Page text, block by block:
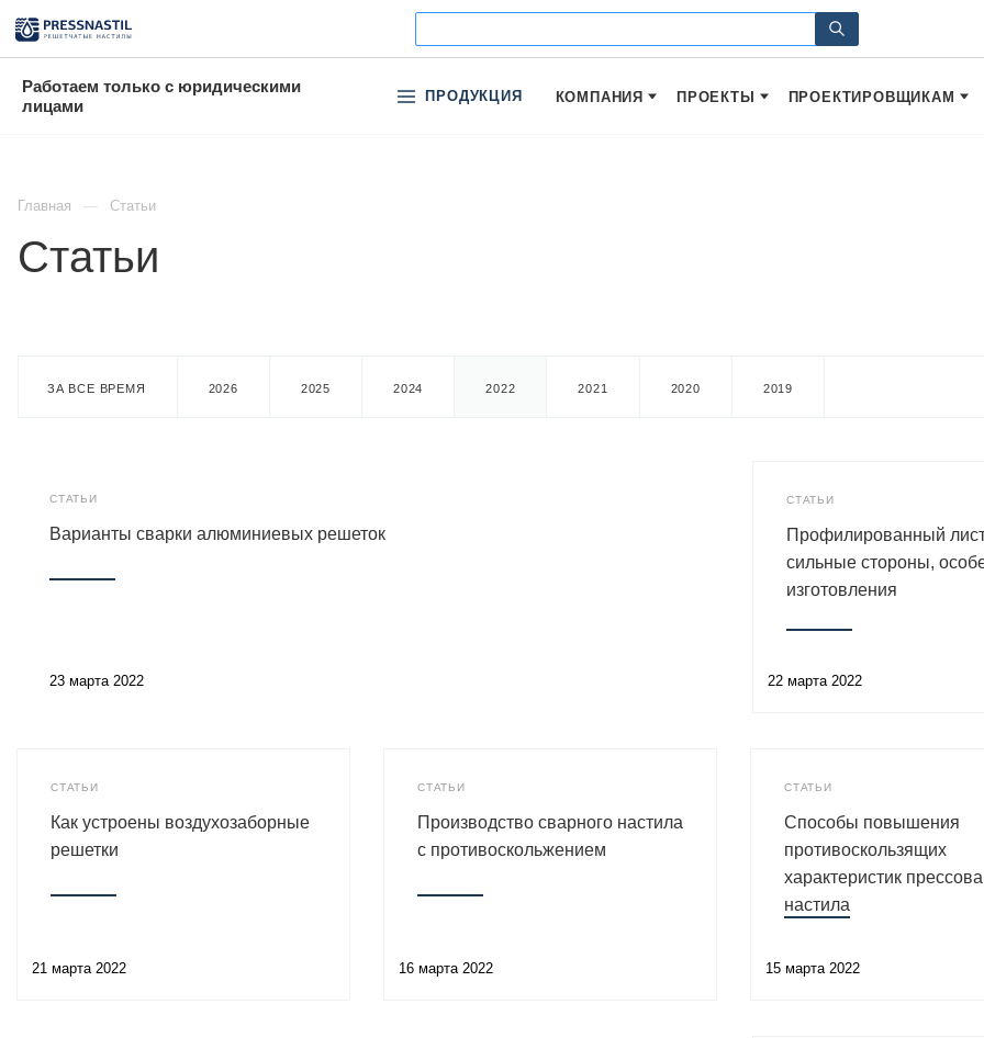
Работаем только с юридическими
лицами
ПРОДУКЦИЯ КОМПАНИЯ ПРОЕКТЫ ПРОЕКТИРОВЩИКАМ
Главная Статьи
Статьи
ЗА ВСЕ ВРЕМЯ 2026 2025 2024 2022 2021 2020 2019
СТАТЬИ
Варианты сварки алюминиевых решеток
23 марта 2022
СТАТЬИ
Профилированный
сильные стороны,
изготовления
22 марта 2022
СТАТЬИ
Как устроены воздухозаборные
решетки
21 марта 2022
СТАТЬИ
Производство сварного настила
с противоскольжением
16 марта 2022
СТАТЬИ
Способы повышения
противоскользящих
характеристик
настила
15 марта 2022